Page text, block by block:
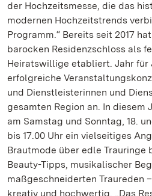
der Hochzeitsmesse, die das
modernen Hochzeitstrends
Programm.“ Bereits seit 2017
barocken Residenzschloss als
Heiratswillige etabliert. Jahr für
erfolgreiche
und Dienstleisterinnen und
gesamten Region an. In diesem
am Samstag und Sonntag, 18.
bis 17.00 Uhr ein vielseitiges
Brautmode über edle Trauringe
Beauty-Tipps, musikalischer
maßgeschneiderten Traureden
kreativ und hochwertig. „Das